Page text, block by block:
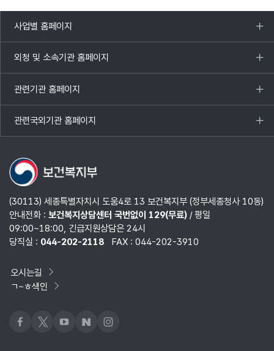
사업별 홈페이지
목록
열기
외청 및 소속기관 홈페이지
목록
열기
관련기관 홈페이지
목록
열기
관련국외기관 홈페이지
목록
열기
(30113) 세종특별자치시 도움4로 13 보건복지부 (정부세종청사 10동)
안내전화 : 보건복지상담센터 국번없이 129(무료)/ 평일
09:00~18:00, 긴급지원상담은 24시
당직실 : 044-202-2118 FAX : 044-202-3910
오시는길
ㄱ~ㅎ색인
페이스북
x 유튜브네이버블로그
인스타그램